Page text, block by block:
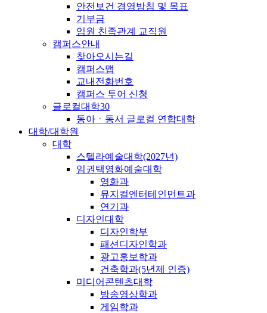
안전보건 경영방침 및 목표
기부금
임원 친족관계 교직원
캠퍼스안내
찾아오시는길
캠퍼스맵
교내전화번호
캠퍼스 투어 신청
글로컬대학30
동아ㆍ동서 글로컬 연합대학
대학/대학원
대학
스텔라예술대학(2027년)
임권택영화예술대학
영화과
뮤지컬엔터테인먼트과
연기과
디자인대학
디자인학부
패션디자인학과
광고홍보학과
건축학과(5년제 인증)
미디어콘텐츠대학
방송영상학과
게임학과